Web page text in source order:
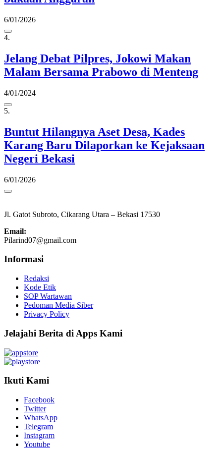
6/01/2026
4.
Jelang Debat Pilpres, Jokowi Makan
Malam Bersama Prabowo di Menteng
4/01/2024
5.
Buntut Hilangnya Aset Desa, Kades
Karang Baru Dilaporkan ke Kejaksaan
Negeri Bekasi
6/01/2026
Jl. Gatot Subroto, Cikarang Utara – Bekasi 17530
Email:
Pilarind07@gmail.com
Informasi
Redaksi
Kode Etik
SOP Wartawan
Pedoman Media Siber
Privacy Policy
Jelajahi Berita di Apps Kami
Ikuti Kami
Facebook
Twitter
WhatsApp
Telegram
Instagram
Youtube